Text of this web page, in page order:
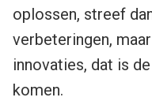
oplossen, streef
verbeteringen,
innovaties, dat is
komen.